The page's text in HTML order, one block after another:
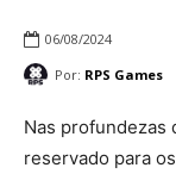
06/08/2024
Por: RPS Games
Nas profundezas
reservado para